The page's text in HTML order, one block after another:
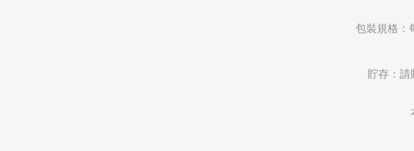
包裝規格：
貯存：請